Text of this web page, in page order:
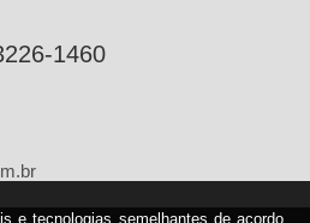
e tecnologias semelhantes de acordo
1460